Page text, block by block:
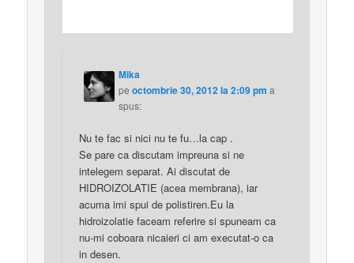
Mika
peoctombrie 30, 2012 la 2:09 pm a
spus:
Nu te fac si nici nu te fu…la cap .
Se pare ca discutam impreuna si ne
intelegem separat. Ai discutat de
HIDROIZOLATIE (acea membrana), iar
acuma imi spui de polistiren.Eu la
hidroizolatie faceam referire si spuneam ca
nu-mi coboara nicaieri ci am executat-o ca
in desen.